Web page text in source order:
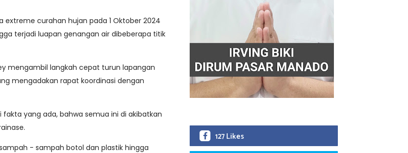
extreme curahan hujan pada 1 Oktober 2024
terjadi luapan genangan air dibeberapa titik
mengambil langkah cepat turun lapangan
mengadakan rapat koordinasi dengan
yang ada, bahwa semua ini di akibatkan
- sampah botol dan plastik hingga
127 Likes